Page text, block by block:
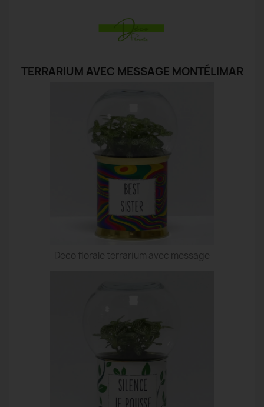
TERRARIUM AVEC MESSAGE MONTÉLIMAR
Deco florale terrarium avec message